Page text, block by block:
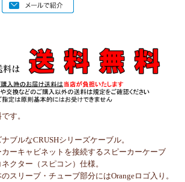
す。
ブルなCRUSHシリーズケーブル。
ーキャビネットを接続するスピーカーケーブ
クター（スピコン）仕様。
スリーブ・チューブ部分にはOrangeロゴ入り。